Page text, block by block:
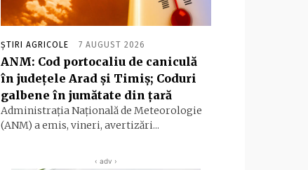
ȘTIRI AGRICOLE 7 AUGUST 2026
ANM: Cod portocaliu de caniculă
în judeţele Arad şi Timiş; Coduri
galbene în jumătate din ţară
Administraţia Naţională de Meteorologie
(ANM) a emis, vineri, avertizări...
‹ adv ›